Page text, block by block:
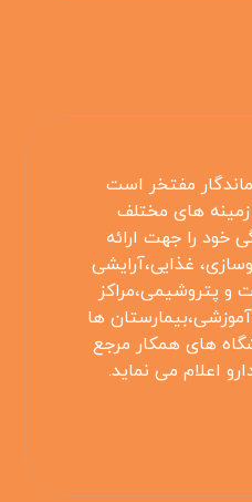
مفتخر است
زمینه های مختلف
خود را جهت ارائه
غذایی،آرایشی
و پتروشیمی،مراکز
ها
های همکار مرجع
اعلام می نماید.